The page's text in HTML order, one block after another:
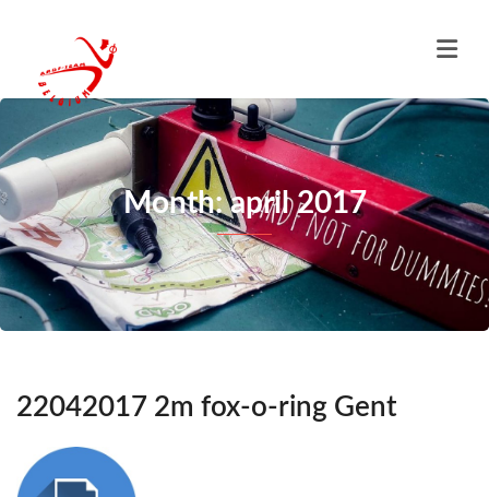
Month: april 2017
22042017 2m fox-o-ring Gent